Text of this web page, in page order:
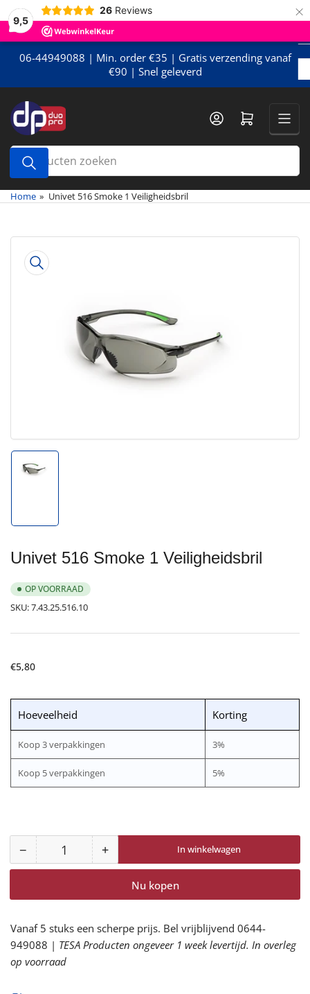
9,5
26 Reviews ×
Meteen
naar
de
content06-44949088 | Min. order €35 | Gratis verzending vanaf
€90 | Snel geleverd
Producten
zoeken
Mini-winkelwagen openen
Home » Univet 516 Smoke 1 Veiligheidsbril
naar
Media
openen
in
Univet 516 Smoke 1 Veiligheidsbril
OP VOORRAAD
SKU:7.43.25.516.10
Normale
€5,80
Hoeveelheid Korting
Koop 3 verpakkingen 3%
Koop 5 verpakkingen 5%
−Aantal
voor
Smoke
1
Veiligheidsbril
Aantal +Aantal
voor
Univet
Smoke
1
Veiligheidsbril
In winkelwagen
Nu kopen
Vanaf 5 stuks een scherpe prijs. Bel vrijblijvend 0644-
949088 | TESA Producten ongeveer 1 week levertijd. In overleg
op voorraad